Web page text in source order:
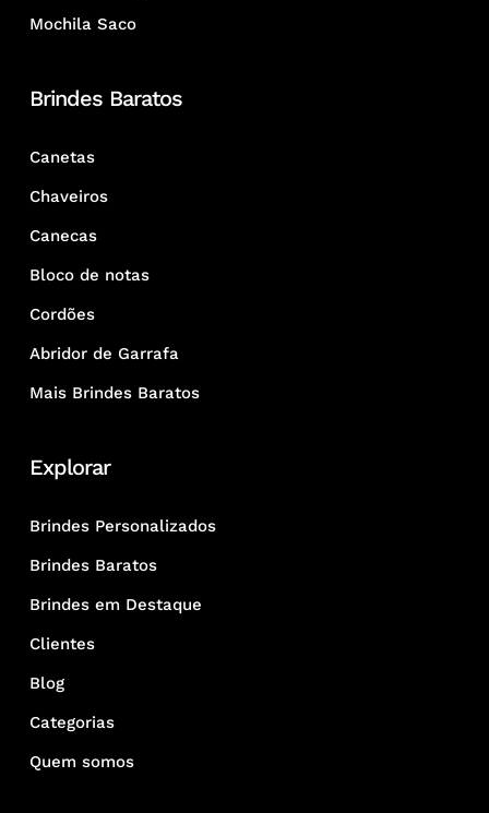
Mochila Saco
Brindes Baratos
Canetas
Chaveiros
Canecas
Bloco de notas
Cordões
Abridor de Garrafa
Mais Brindes Baratos
Explorar
Brindes Personalizados
Brindes Baratos
Brindes em Destaque
Clientes
Blog
Categorias
Quem somos